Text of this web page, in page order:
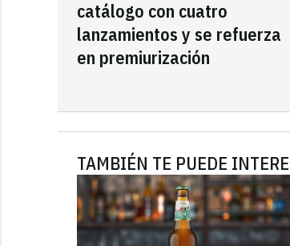
catálogo con cuatro
lanzamientos y se refuerza
en premiurización
TAMBIÉN TE PUEDE